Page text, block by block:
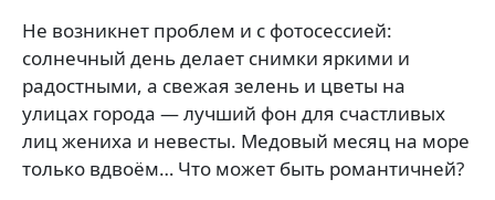
Не возникнет проблем и с фотосессией:
солнечный день делает снимки яркими и
радостными, а свежая зелень и цветы на
улицах города — лучший фон для счастливых
лиц жениха и невесты. Медовый месяц на море
только вдвоём… Что может быть романтичней?